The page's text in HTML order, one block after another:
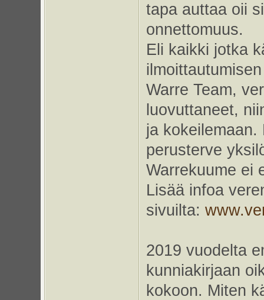
tapa auttaa oii
onnettomuus.
Eli kaikki jotka
Warre Team,
luovuttaneet,
ja
perusterve
Warrekuume ei
Lisää infoa
sivuilta:
2019 vuodelta
kunniakirjaan
kokoon. Miten